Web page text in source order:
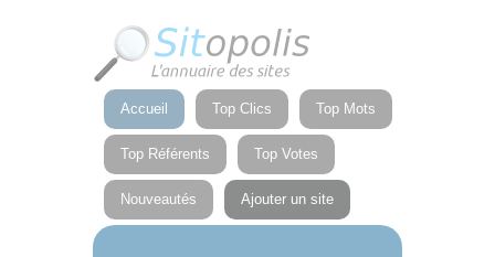
Accueil Top Clics Top Mots
Top Référents Top Votes
Nouveautés Ajouter un site